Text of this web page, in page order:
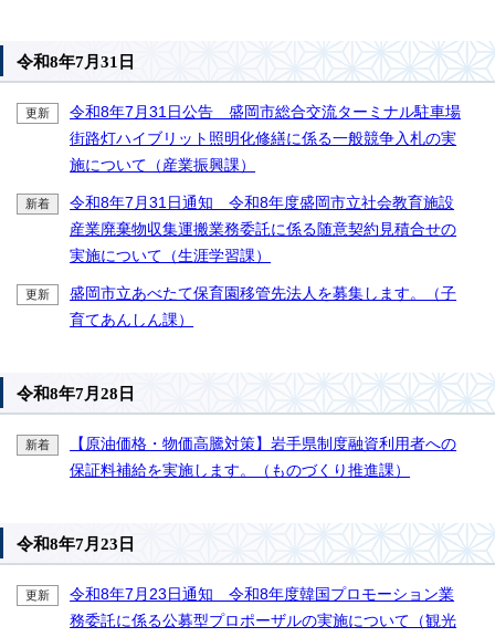
令和8年7月31日
更新
令和8年7月31日公告 盛岡市総合交流ターミナル駐車場
街路灯ハイブリット照明化修繕に係る一般競争入札の実
施について（産業振興課）
新着
令和8年7月31日通知 令和8年度盛岡市立社会教育施設
産業廃棄物収集運搬業務委託に係る随意契約見積合せの
実施について（生涯学習課）
更新
盛岡市立あべたて保育園移管先法人を募集します。（子
育てあんしん課）
令和8年7月28日
新着
【原油価格・物価高騰対策】岩手県制度融資利用者への
保証料補給を実施します。（ものづくり推進課）
令和8年7月23日
更新
令和8年7月23日通知 令和8年度韓国プロモーション業
務委託に係る公募型プロポーザルの実施について（観光